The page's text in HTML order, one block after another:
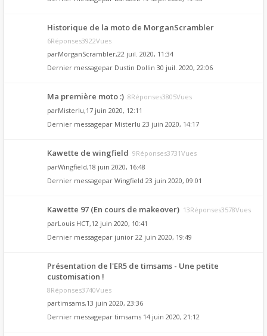
Historique de la moto de MorganScrambler
6Réponses3922Vues
parMorganScrambler,22 juil. 2020, 11:34
Dernier messagepar Dustin Dollin 30 juil. 2020, 22:06
Ma première moto :) 8Réponses3805Vues
parMisterlu,17 juin 2020, 12:11
Dernier messagepar Misterlu 23 juin 2020, 14:17
Kawette de wingfield 9Réponses3731Vues
parWingfield,18 juin 2020, 16:48
Dernier messagepar Wingfield 23 juin 2020, 09:01
Kawette 97 (En cours de makeover) 13Réponses3578Vues
parLouis HCT,12 juin 2020, 10:41
Dernier messagepar junior 22 juin 2020, 19:49
Présentation de l'ER5 de timsams - Une petite
customisation !
8Réponses3740Vues
partimsams,13 juin 2020, 23:36
Dernier messagepar timsams 14 juin 2020, 21:12